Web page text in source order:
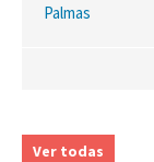
Palmas
Ver todas